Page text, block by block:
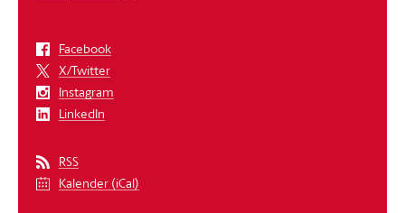
Facebook
X/Twitter
Instagram
LinkedIn
RSS
Kalender (iCal)